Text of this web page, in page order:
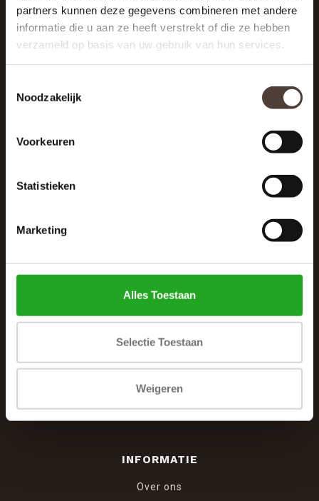
partners kunnen deze gegevens combineren met andere
informatie die u aan ze heeft verstrekt of die ze hebben
verzameld op basis van uw gebruik van hun services.
Noodzakelijk
Voorkeuren
Statistieken
Marketing
Alles Toestaan
Selectie Toestaan
Weigeren
5625 AG Eindhoven
INFORMATIE
Over ons